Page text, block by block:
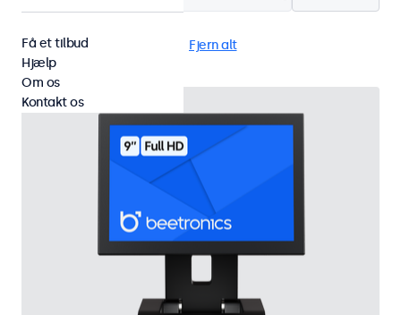
BNC (CVBS) Fjern alt
Få et tilbud
Hjælp
Om os
Kontakt os